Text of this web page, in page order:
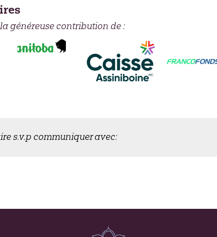
généreuse contribution de :
s.v.p communiquer avec: